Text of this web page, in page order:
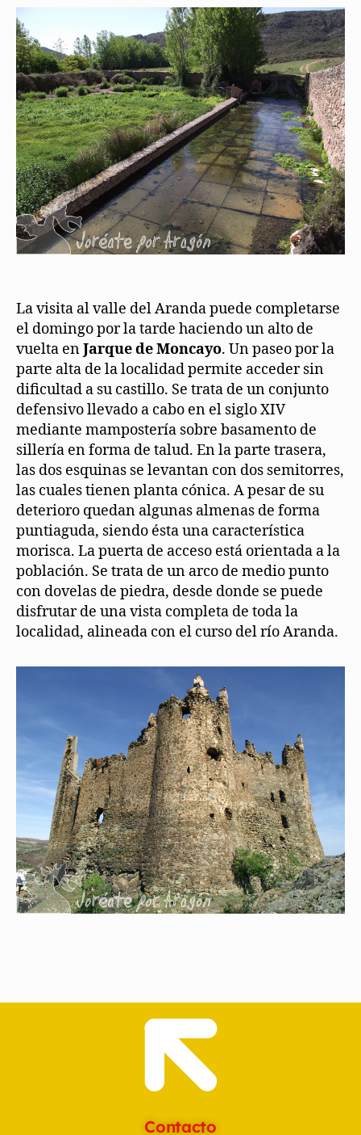
La visita al valle del Aranda puede completarse
el domingo por la tarde haciendo un alto de
vuelta enJarque de Moncayo. Un paseo por la
parte alta de la localidad permite acceder sin
dificultad a su castillo. Se trata de un conjunto
defensivo llevado a cabo en el siglo XIV
mediante mampostería sobre basamento de
sillería en forma de talud. En la parte trasera,
las dos esquinas se levantan con dos semitorres,
las cuales tienen planta cónica. A pesar de su
deterioro quedan algunas almenas de forma
puntiaguda, siendo ésta una característica
morisca. La puerta de acceso está orientada a la
población. Se trata de un arco de medio punto
con dovelas de piedra, desde donde se puede
disfrutar de una vista completa de toda la
localidad, alineada con el curso del río Aranda.
Contacto